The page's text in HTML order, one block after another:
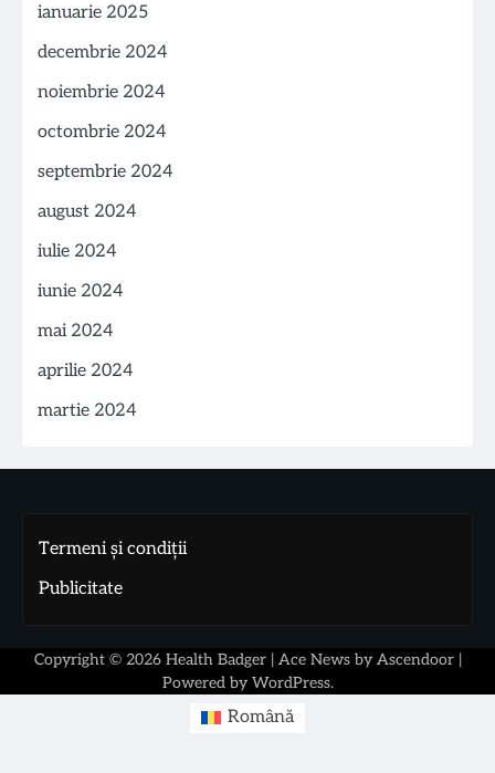
ianuarie 2025
decembrie 2024
noiembrie 2024
octombrie 2024
septembrie 2024
august 2024
iulie 2024
iunie 2024
mai 2024
aprilie 2024
martie 2024
Termeni și condiții
Publicitate
Copyright © 2026 Health Badger| Ace News by Ascendoor|
Powered by WordPress.
Română